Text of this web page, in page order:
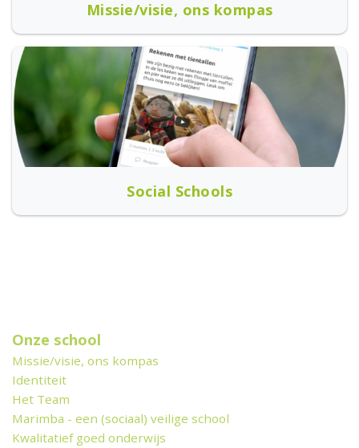
Missie/visie, ons kompas
Social Schools
Onze school
Missie/visie, ons kompas
Identiteit
Het Team
Marimba - een (sociaal) veilige school
Kwalitatief goed onderwijs